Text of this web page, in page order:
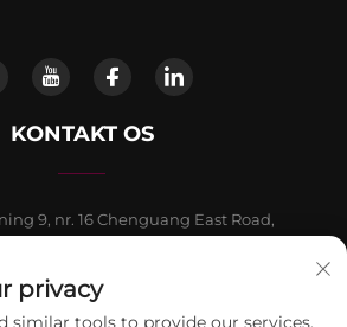
KONTAKT OS
9, nr. 16 Chenguang East Road,
privacy
similar tools to provide our services.